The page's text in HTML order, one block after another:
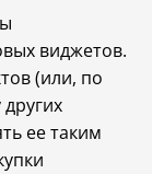
виджетов.
(или, по
ее таким